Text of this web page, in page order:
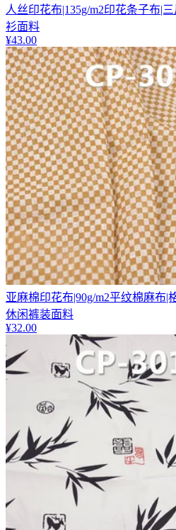
人丝印花布|135g/m2印花条子布|
衫面料
¥43.00
亚麻棉印花布|90g/m2平纹棉麻布|
休闲裤装面料
¥32.00